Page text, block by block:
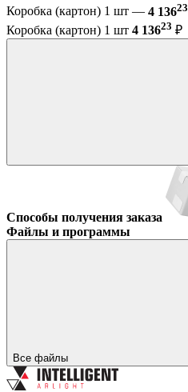
Коробка (картон) 1 шт — 4 13623
Коробка (картон) 1 шт 4 13623 ₽
Способы получения заказа
Файлы и программы
Все файлы